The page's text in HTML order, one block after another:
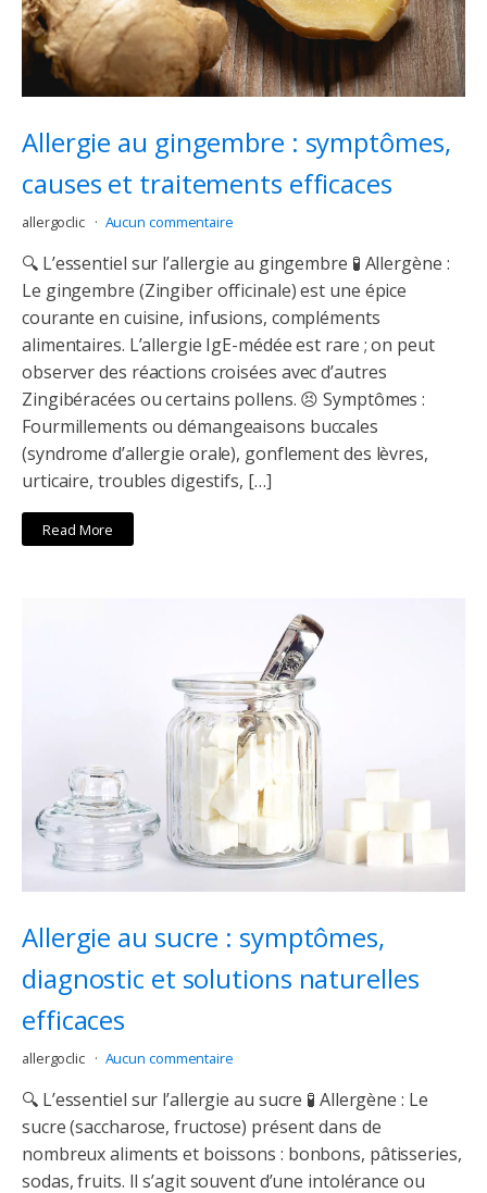
Allergie au gingembre : symptômes,
causes et traitements efficaces
allergoclic Aucun commentaire
🔍 L’essentiel sur l’allergie au gingembre 🧪 Allergène :
Le gingembre (Zingiber officinale) est une épice
courante en cuisine, infusions, compléments
alimentaires. L’allergie IgE-médée est rare ; on peut
observer des réactions croisées avec d’autres
Zingibéracées ou certains pollens. 😣 Symptômes :
Fourmillements ou démangeaisons buccales
(syndrome d’allergie orale), gonflement des lèvres,
urticaire, troubles digestifs, […]
Read More
Allergie au sucre : symptômes,
diagnostic et solutions naturelles
efficaces
allergoclic Aucun commentaire
🔍 L’essentiel sur l’allergie au sucre 🧪 Allergène : Le
sucre (saccharose, fructose) présent dans de
nombreux aliments et boissons : bonbons, pâtisseries,
sodas, fruits. Il s’agit souvent d’une intolérance ou